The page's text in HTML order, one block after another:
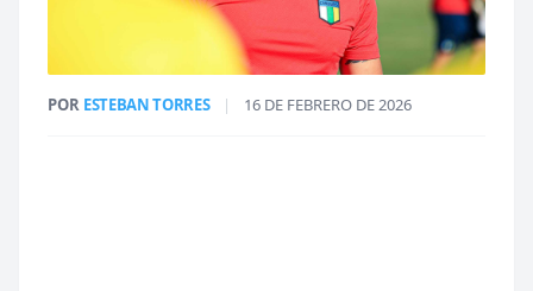
POR ESTEBAN TORRES | 16 DE FEBRERO DE 2026